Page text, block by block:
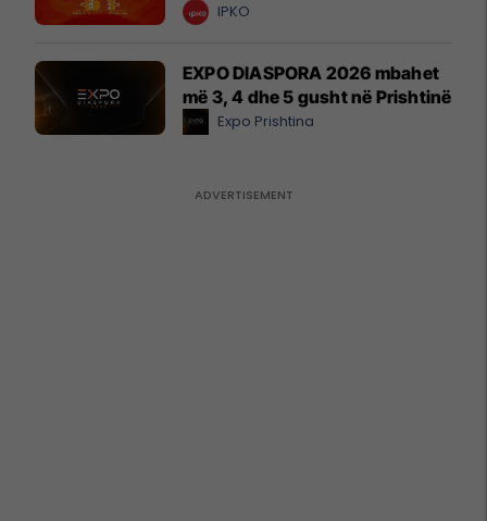
IPKO
EXPO DIASPORA 2026 mbahet
më 3, 4 dhe 5 gusht në Prishtinë
Expo Prishtina